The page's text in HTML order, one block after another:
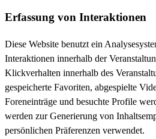
Erfassung von Interaktionen
Diese Website benutzt ein
Interaktionen innerhalb der
Klickverhalten innerhalb des
gespeicherte Favoriten, abgespielte
Foreneinträge und besuchte Profile
werden zur Generierung von
persönlichen Präferenzen verwendet.